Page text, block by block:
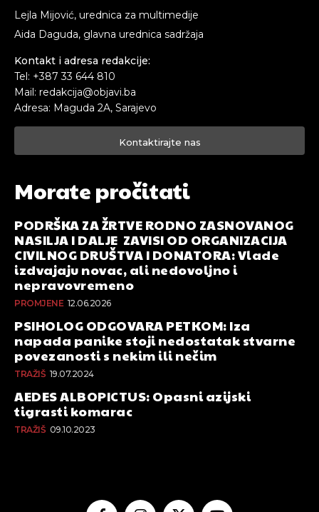
Lejla Mijović, urednica za multimedije
Aida Daguda, glavna urednica sadržaja
Kontakt i adresa redakcije:
Tel: +387 33 644 810
Mail: redakcija@objavi.ba
Adresa: Maguda 2A, Sarajevo
Kontaktirajte nas
Morate pročitati
PODRŠKA ZA ŽRTVE RODNO ZASNOVANOG
NASILJA I DALJE ZAVISI OD ORGANIZACIJA
CIVILNOG DRUŠTVA I DONATORA: Vlade
izdvajaju novac, ali nedovoljno i
nepravovremeno
PROMJENE 12.06.2026
PSIHOLOG ODGOVARA PETKOM: Iza
napada panike stoji nedostatak stvarne
povezanosti s nekim ili nečim
TRAŽIŠ 19.07.2024
AEDES ALBOPICTUS: Opasni azijski
tigrasti komarac
TRAŽIŠ 09.10.2023